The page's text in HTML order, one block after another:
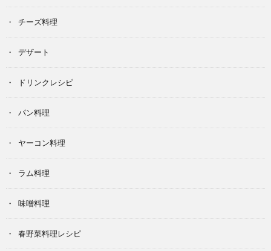
チーズ料理
デザート
ドリンクレシピ
パン料理
ヤーコン料理
ラム料理
味噌料理
春野菜料理レシピ